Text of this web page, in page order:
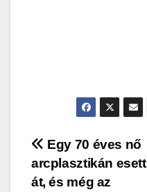
Post
navigation
Egy 70 éves nő
arcplasztikán esett
át, és még az